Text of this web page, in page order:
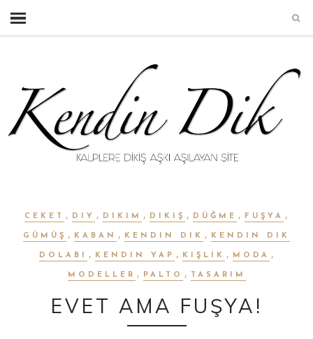
CEKET , DIY , DIKIM , DIKIŞ , DÜĞME , FUŞYA ,
GÜMÜŞ , KABAN , KENDIN DIK , KENDIN DIK
DOLABI , KENDIN YAP , KIŞLIK , MODA ,
MODELLER , PALTO , TASARIM
EVET AMA FUŞYA!